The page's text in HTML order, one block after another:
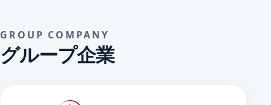
GROUP COMPANY
グループ企業